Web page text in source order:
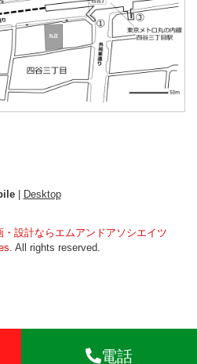
電話
| Desktop
・設計ならエムアンドアソシエイツ
. All rights reserved.